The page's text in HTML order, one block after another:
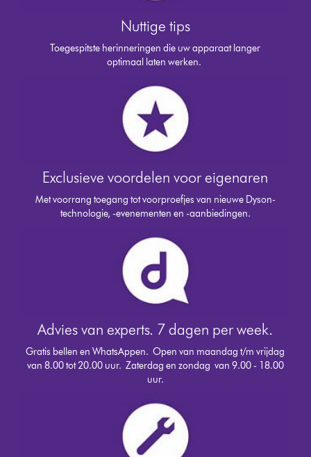
Nuttige tips
Toegespitste herinneringen die uw apparaat langer
optimaal laten werken.
Exclusieve voordelen voor eigenaren
Met voorrang toegang tot voorproefjes van nieuwe Dyson-
technologie, -evenementen en -aanbiedingen.
Advies van experts. 7 dagen per week.
Gratis bellen en WhatsAppen.Open van maandag t/m vrijdag
van 8.00 tot 20.00 uur. Zaterdag en zondag van 9.00 - 18.00
uur.